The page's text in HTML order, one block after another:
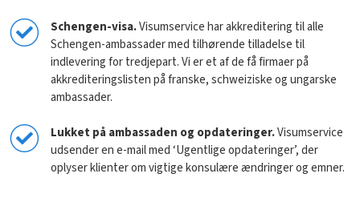
Schengen-visa.Visumservice har akkreditering til alle
Schengen-ambassader med tilhørende tilladelse til
indlevering for tredjepart. Vi er et af de få firmaer på
akkrediteringslisten på franske, schweiziske og ungarske
ambassader.
Lukket på ambassaden og opdateringer.Visumservice
udsender en e-mail med ‘Ugentlige opdateringer’, der
oplyser klienter om vigtige konsulære ændringer og emner.